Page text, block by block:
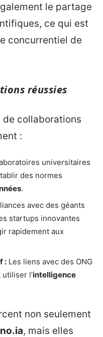
le partage
ce qui est
concurrentiel de
réussies
collaborations
:
universitaires
des normes
.
avec des géants
startups innovantes
rapidement aux
: Les liens avec des ONG
l’intelligence
non seulement
, mais elles